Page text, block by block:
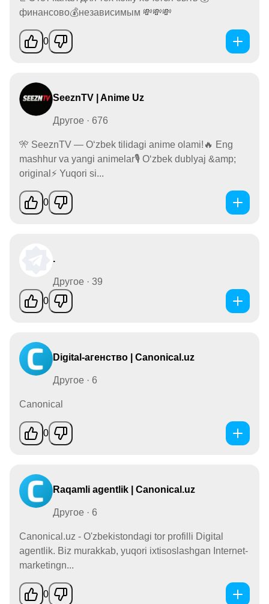
финансово💰независимым 💸💸💸
0
SeeznTV | Anime Uz
Другое · 676
🎌 SeeznTV — O‘zbek tilidagi anime olami!🔥 Eng
mashhur va yangi animelar🎙 O‘zbek dublyaj &amp;
original⚡️ Yuqori si...
0
.
Другое · 39
0
Digital-агенство | Canonical.uz
Другое · 6
Canonical
0
Raqamli agentlik | Canonical.uz
Другое · 6
Canonical.uz - O'zbekistondagi tor profilli Digital
agentlik. Biz murakkab, yuqori ixtisoslashgan Internet-
marketingn...
0